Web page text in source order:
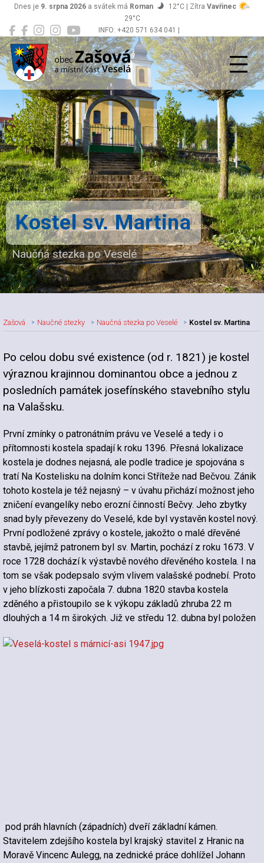
INFO: +420 571 634 041 |
podatelna@zasova.cz
Dnes je 9. srpna 2026 a svátek má Roman 12°C | Zítra Vavřinec
29°C
Zašová
Kostel sv. Martina
Naučná stezka po Veselé
Zašová Naučné stezky Naučná stezka po Veselé Kostel sv. Martina
Po celou dobu své existence (od r. 1821) je kostel
výraznou krajinnou dominantou obce a jednou z
posledních památek josefínského stavebního stylu
na Valašsku.
První zmínky o patronátním právu ve Veselé a tedy i o
přítomnosti kostela spadají k roku 1396. Přesná lokalizace
kostela je dodnes nejasná, ale podle tradice je spojována s
tratí Na Kostelisku na dolním konci Stříteže nad Bečvou. Zánik
tohoto kostela je též nejasný – v úvahu přichází možnost jeho
zničení evangelíky nebo erozní činností Bečvy. Jeho zbytky
snad byly převezeny do Veselé, kde byl vystavěn kostel nový.
První podložené zprávy o kostele, jakožto o malé dřevěné
stavbě, jejímž patronem byl sv. Martin, pochází z roku 1673. V
roce 1728 dochází k výstavbě nového dřevěného kostela. I na
tom se však podepsalo svým vlivem valašské podnebí. Proto
v jeho blízkosti započala 7. dubna 1820 stavba kostela
zděného a přistoupilo se k výkopu základů zhruba 22 m
dlouhých a 14 m širokých. Již ve středu 12. dubna byl položen
pod práh hlavních (západních) dveří základní kámen.
Stavitelem zdejšího kostela byl krajský stavitel z Hranic na
Moravě Vincenc Aulegg, na zednické práce dohlížel Johann